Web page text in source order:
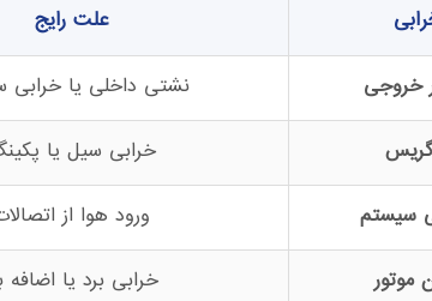
علت رایج
خروجی نشتی داخلی یا خرابی
خرابی سیل یا
سیستم
ورود هوا از
موتور
خرابی برد یا اضافه